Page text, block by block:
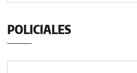
POLICIALES